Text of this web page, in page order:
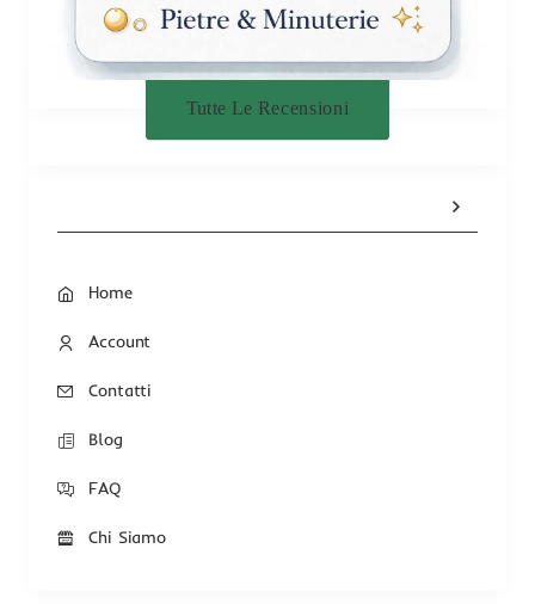
Tutte Le Recensioni
Home
Account
Contatti
Blog
FAQ
Chi Siamo